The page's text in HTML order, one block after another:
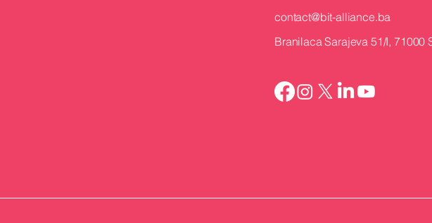
contact@bit-alliance.ba
Branilaca Sarajeva 51/I, 71000